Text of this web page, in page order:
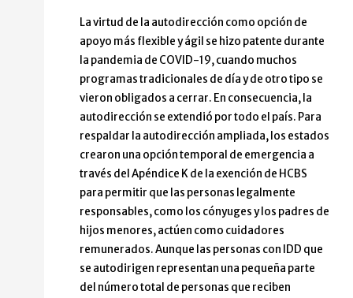
La virtud de la autodirección como opción de
apoyo más flexible y ágil se hizo patente durante
la pandemia de COVID-19, cuando muchos
programas tradicionales de día y de otro tipo se
vieron obligados a cerrar. En consecuencia, la
autodirección se extendió por todo el país. Para
respaldar la autodirección ampliada, los estados
crearon una opción temporal de emergencia a
través del Apéndice K de la exención de HCBS
para permitir que las personas legalmente
responsables, como los cónyuges y los padres de
hijos menores, actúen como cuidadores
remunerados. Aunque las personas con IDD que
se autodirigen representan una pequeña parte
del número total de personas que reciben